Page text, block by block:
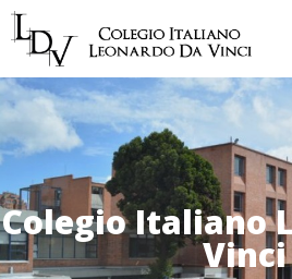
Colegio Italiano
Vinci